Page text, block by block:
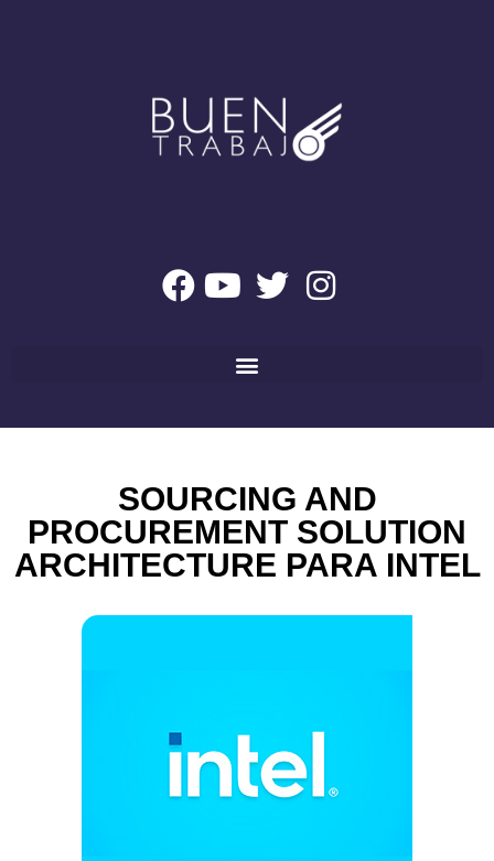
SOURCING AND
PROCUREMENT SOLUTION
ARCHITECTURE PARA INTEL